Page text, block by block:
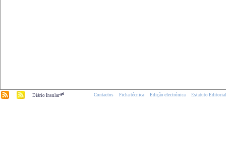
Diário Insular.pt Contactos Ficha técnica Edição electrónica Estatuto Editorial